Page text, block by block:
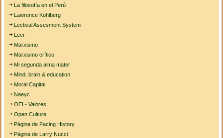
La filosofía en el Perú
Lawrence Kohlberg
Lectical Assesment System
Leer
Marxismo
Marxismo crítico
Mi segunda alma mater
Mind, brain & education
Moral Capital
Naeyc
OEI - Valores
Open Culture
Página de Facing History
Página de Larry Nucci